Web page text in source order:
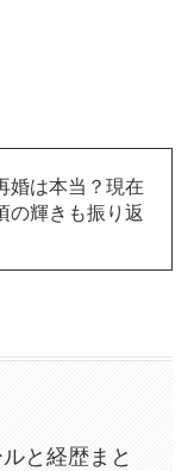
婚は本当？現在
の輝きも振り返
と経歴まと